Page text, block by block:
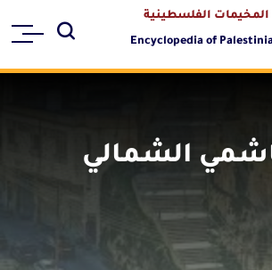
الفلسطينية
Encyclopedia of
الشمالي